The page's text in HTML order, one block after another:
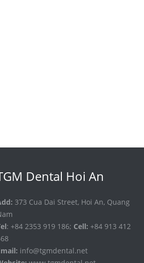
Dental Hoi An
373 Cua Dai Street, Hoi An, Quang
: +84 2353 919 186; Cell: +84 913 412
info@tgmdental.net